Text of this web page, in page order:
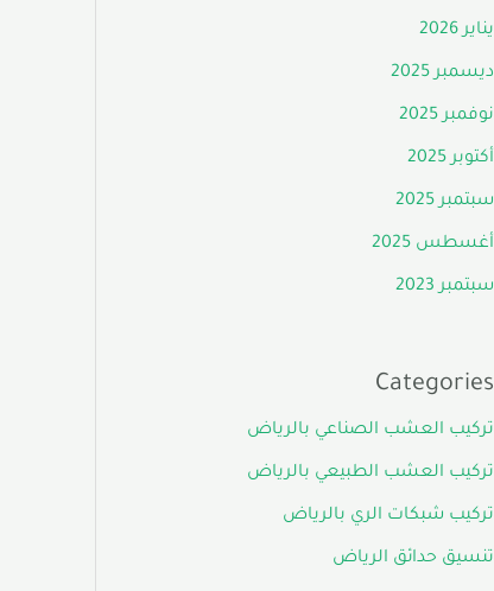
يناير 2026
ديسمبر 2025
نوفمبر 2025
أكتوبر 2025
سبتمبر 2025
أغسطس 2025
سبتمبر 2023
Categories
تركيب العشب الصناعي بالرياض
تركيب العشب الطبيعي بالرياض
تركيب شبكات الري بالرياض
تنسيق حدائق الرياض